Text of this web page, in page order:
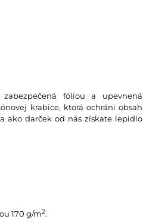
fóliou a upevnená
krabice, ktorá ochráni obsah
ako darček od nás získate lepidlo
170 g/m2.